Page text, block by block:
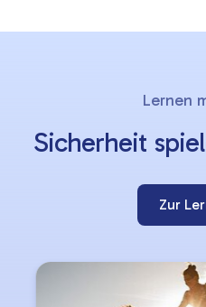
Lernen
Sicherheit
Zur